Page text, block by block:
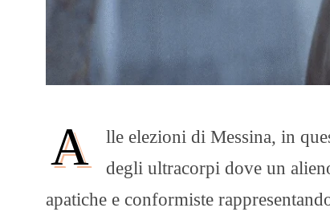
A
lle elezioni di Messina, in
degli ultracorpi dove un
apatiche e conformiste